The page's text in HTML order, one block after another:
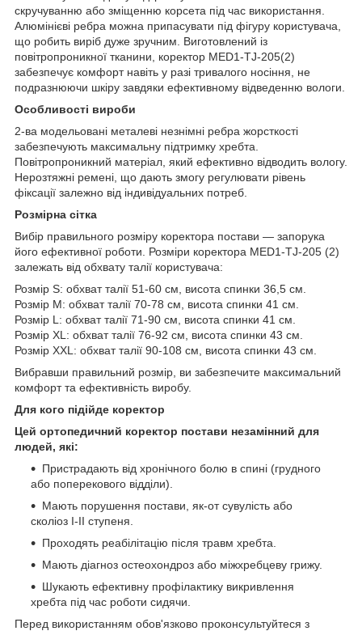
скручуванню або зміщенню корсета під час використання.
Алюмінієві ребра можна припасувати під фігуру користувача,
що робить виріб дуже зручним. Виготовлений із
повітропроникної тканини, коректор MED1-TJ-205(2)
забезпечує комфорт навіть у разі тривалого носіння, не
подразнюючи шкіру завдяки ефективному відведенню вологи.
Особливості вироби
2-ва модельовані металеві незнімні ребра жорсткості
забезпечують максимальну підтримку хребта.
Повітропроникний матеріал, який ефективно відводить вологу.
Нерозтяжні ремені, що дають змогу регулювати рівень
фіксації залежно від індивідуальних потреб.
Розмірна сітка
Вибір правильного розміру коректора постави — запорука
його ефективної роботи. Розміри коректора MED1-TJ-205 (2)
залежать від обхвату талії користувача:
Розмір S: обхват талії 51-60 см, висота спинки 36,5 см.
Розмір M: обхват талії 70-78 см, висота спинки 41 см.
Розмір L: обхват талії 71-90 см, висота спинки 41 см.
Розмір XL: обхват талії 76-92 см, висота спинки 43 см.
Розмір XXL: обхват талії 90-108 см, висота спинки 43 см.
Вибравши правильний розмір, ви забезпечите максимальний
комфорт та ефективність виробу.
Для кого підійде коректор
Цей ортопедичний коректор постави незамінний для
людей, які:
Пристрадають від хронічного болю в спині (грудного
або поперекового відділи).
Мають порушення постави, як-от сувулість або
сколіоз I-II ступеня.
Проходять реабілітацію після травм хребта.
Мають діагноз остеохондроз або міжхребцеву грижу.
Шукають ефективну профілактику викривлення
хребта під час роботи сидячи.
Перед використанням обов'язково проконсультуйтеся з